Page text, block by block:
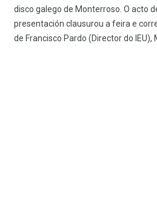
disco galego de Monterroso. O acto
presentación clausurou a feira e
de Francisco Pardo (Director do IEU),